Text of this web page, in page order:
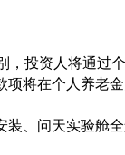
投资人将通过
将在个人养老
、问天实验舱